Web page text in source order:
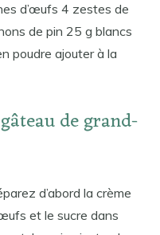
d’œufs 4 zestes de
de pin 25 g blancs
poudre ajouter à la
de grand-
d’abord la crème
et le sucre dans